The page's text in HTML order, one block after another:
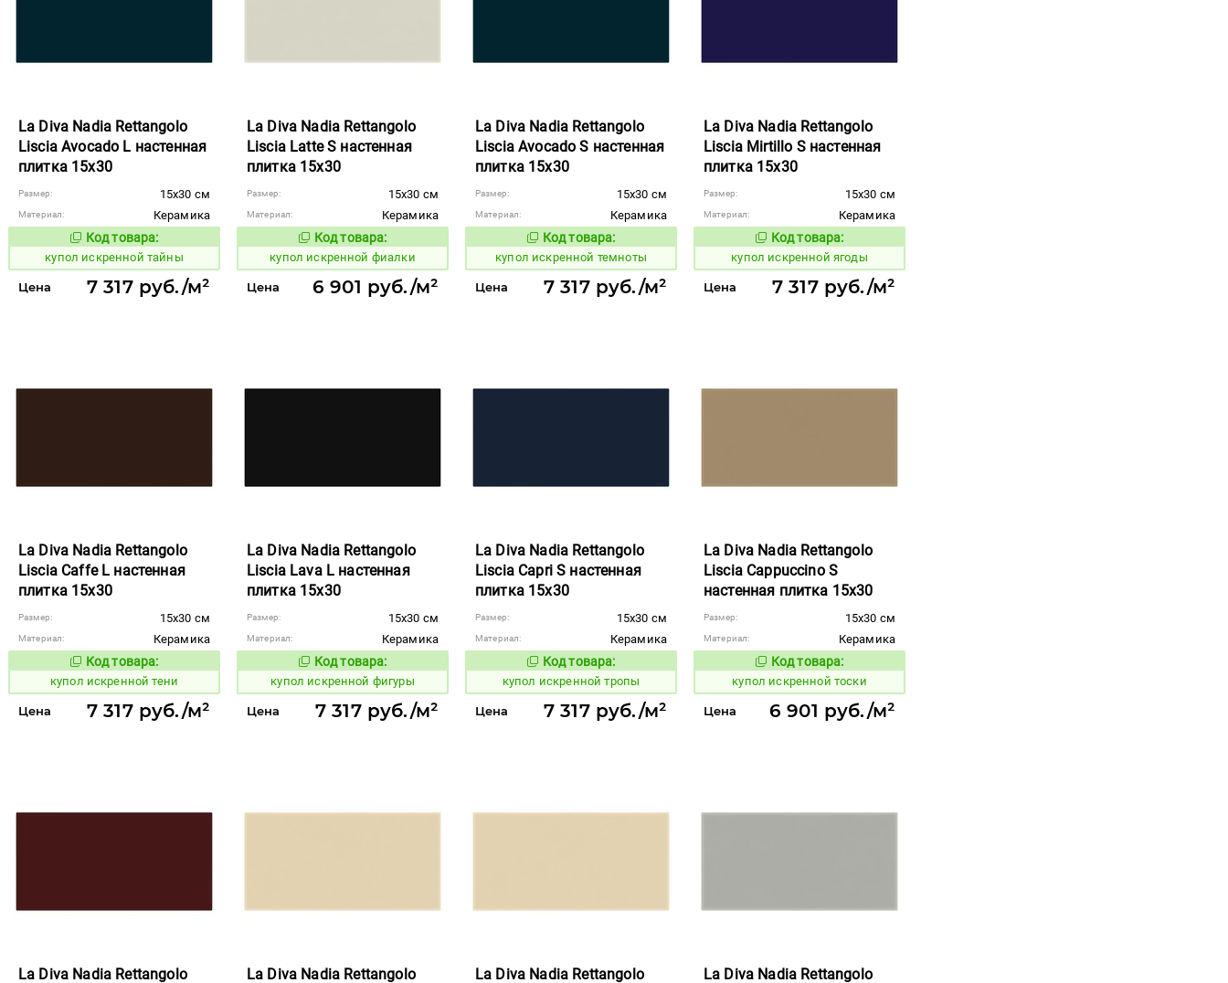
La Diva Nadia Rettangolo
Liscia Avocado L настенная
плитка 15x30
Размер: 15x30 см
Материал:
Керамика
Код товара:
848351 Код товара:
купол искренной тайны
Цена 7 317 руб./м²
La Diva Nadia Rettangolo
Liscia Latte S настенная
плитка 15x30
Размер: 15x30 см
Материал:
Керамика
Код товара:
848364 Код товара:
купол искренной фиалки
Цена 6 901 руб./м²
La Diva Nadia Rettangolo
Liscia Avocado S настенная
плитка 15x30
Размер: 15x30 см
Материал:
Керамика
Код товара:
848352 Код товара:
купол искренной темноты
Цена 7 317 руб./м²
La Diva Nadia Rettangolo
Liscia Mirtillo S настенная
плитка 15x30
Размер: 15x30 см
Материал:
Керамика
Код товара:
848374 Код товара:
купол искренной ягоды
Цена 7 317 руб./м²
La Diva Nadia Rettangolo
Liscia Caffe L настенная
плитка 15x30
Размер: 15x30 см
Материал:
Керамика
Код товара:
848353 Код товара:
купол искренной тени
Цена 7 317 руб./м²
La Diva Nadia Rettangolo
Liscia Lava L настенная
плитка 15x30
Размер: 15x30 см
Материал:
Керамика
Код товара:
848365 Код товара:
купол искренной фигуры
Цена 7 317 руб./м²
La Diva Nadia Rettangolo
Liscia Capri S настенная
плитка 15x30
Размер: 15x30 см
Материал:
Керамика
Код товара:
848358 Код товара:
купол искренной тропы
Цена 7 317 руб./м²
La Diva Nadia Rettangolo
Liscia Cappuccino S
настенная плитка 15x30
Размер: 15x30 см
Материал:
Керамика
Код товара:
848356 Код товара:
купол искренной тоски
Цена 6 901 руб./м²
La Diva Nadia Rettangolo La Diva Nadia Rettangolo La Diva Nadia Rettangolo La Diva Nadia Rettangolo